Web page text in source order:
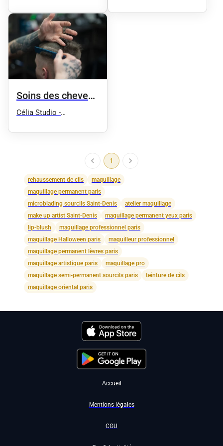
Martinez Ego
Soins des cheveux
et spa
Célia Studio -
permanent sourcils et
1
rehaussement de cils
maquillage
maquillage permanent paris
microblading sourcils Saint-Denis
atelier maquillage
make up artist Saint-Denis
maquillage permanent yeux paris
lip-blush
maquillage professionnel paris
maquillage Halloween paris
maquilleur professionnel
maquillage permanent lèvres paris
maquillage artistique paris
maquillage pro
maquillage semi-permanent sourcils paris
teinture de cils
maquillage oriental paris
Accueil
Mentions légales
CGU